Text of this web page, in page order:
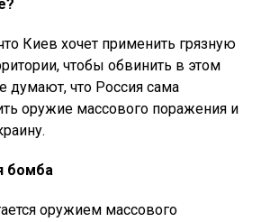
Киев хочет применить грязную
чтобы обвинить в этом
думают, что Россия сама
оружие массового поражения и
бомба
оружием массового